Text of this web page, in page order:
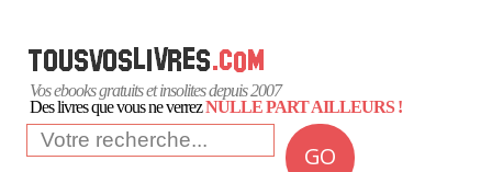
Vos ebooks gratuits et insolites depuis 2007
Des livres que vous ne verrezNULLE PART AILLEURS !
GO